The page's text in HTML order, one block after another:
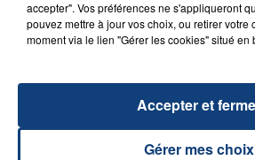
accepter". Vos préférences ne s'appliqueront
pouvez mettre à jour vos choix, ou retirer votre
moment via le lien "Gérer les cookies" situé en
Gérer mes choix
Accepter et